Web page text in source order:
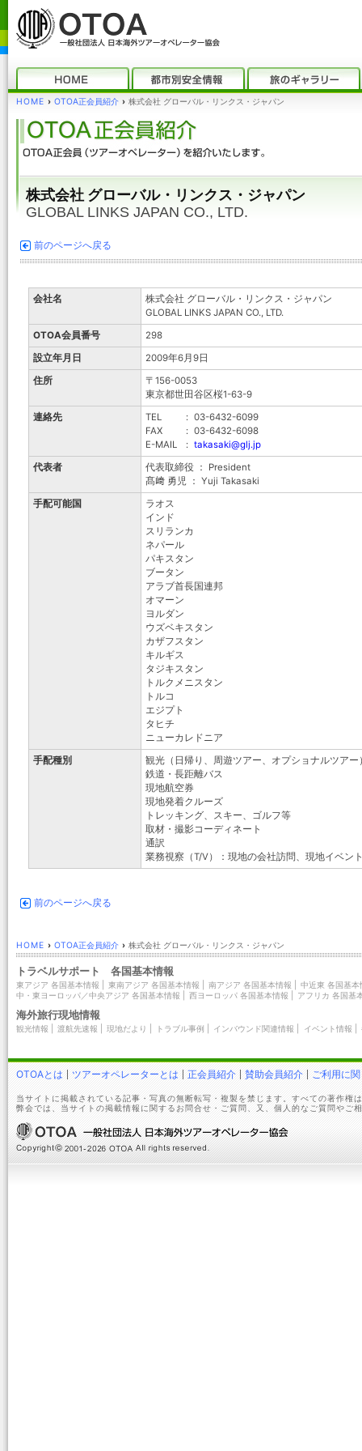
HOME › OTOA正会員紹介 › 株式会社 グローバル・リンクス・ジャパン
株式会社 グローバル・リンクス・ジャパン
GLOBAL LINKS JAPAN CO., LTD.
前のページへ戻る
会社名
株式会社 グローバル・リンクス・ジャパン
GLOBAL LINKS JAPAN CO., LTD.
OTOA会員番号
298
設立年月日
2009年6月9日
住所
〒156-0053
東京都世田谷区桜1-63-9
連絡先
TEL : 03-6432-6099
FAX
: 03-6432-6098
E-MAIL
: takasaki@glj.jp
代表者
代表取締役 ： President
髙﨑 勇児 ： Yuji Takasaki
手配可能国
ラオス
インド
スリランカ
ネパール
パキスタン
ブータン
アラブ首長国連邦
オマーン
ヨルダン
ウズベキスタン
カザフスタン
キルギス
タジキスタン
トルクメニスタン
トルコ
エジプト
タヒチ
ニューカレドニア
手配種別
観光（日帰り、周遊ツアー、オプショナルツアー
鉄道・長距離バス
現地航空券
現地発着クルーズ
トレッキング、スキー、ゴルフ等
取材・撮影コーディネート
通訳
業務視察（T/V）：現地の会社訪問、現地イベン
前のページへ戻る
HOME › OTOA正会員紹介 › 株式会社 グローバル・リンクス・ジャパン
トラベルサポート 各国基本情報
東アジア 各国基本情報 東南アジア 各国基本情報 南アジア 各国基本情報
中近東 各国基本
中・東ヨーロッパ／中央アジア 各国基本情報
西ヨーロッパ 各国基本情報 アフリカ 各国基
海外旅行現地情報
観光情報 渡航先速報 現地だより トラブル事例 インバウンド関連情報 イベント情報
OTOAとは ツアーオペレーターとは 正会員紹介 賛助会員紹介 ご利用に
当サイトに掲載されている記事・写真の無断転写・複製を禁じます。すべての著作権
弊会では、当サイトの掲載情報に関するお問合せ・ご質問、又、個人的なご質問やご